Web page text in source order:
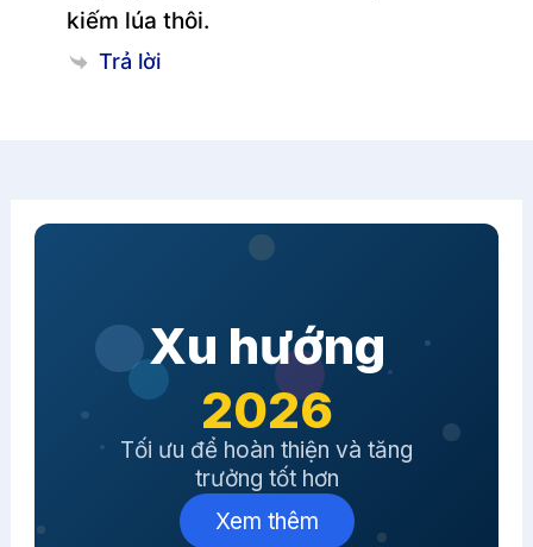
kiếm lúa thôi.
Trả lời
Xu hướng
2026
Tối ưu để hoàn thiện và tăng
trưởng tốt hơn
Xem thêm